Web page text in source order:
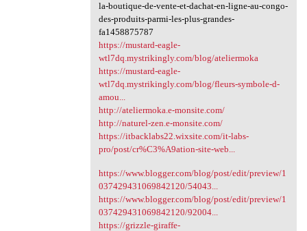
la-boutique-de-vente-et-dachat-en-ligne-au-congo-
des-produits-parmi-les-plus-grandes-
fa1458875787
https://mustard-eagle-
wtl7dq.mystrikingly.com/blog/ateliermoka
https://mustard-eagle-
wtl7dq.mystrikingly.com/blog/fleurs-symbole-d-
amou...
http://ateliermoka.e-monsite.com/
http://naturel-zen.e-monsite.com/
https://itbacklabs22.wixsite.com/it-labs-
pro/post/cr%C3%A9ation-site-web...
https://www.blogger.com/blog/post/edit/preview/1
037429431069842120/54043...
https://www.blogger.com/blog/post/edit/preview/1
037429431069842120/92004...
https://grizzle-giraffe-